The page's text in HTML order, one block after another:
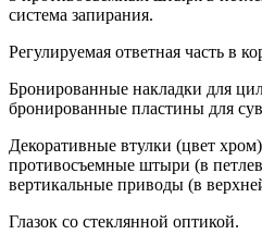
система запирания.
Регулируемая ответная часть в
Бронированные накладки для
бронированные пластины для
Декоративные втулки (цвет
противосъемные штыри (в
вертикальные приводы (в
Глазок со стеклянной оптикой.